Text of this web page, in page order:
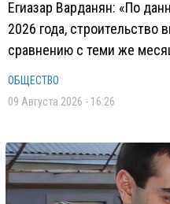
Егиазар Варданян: «По
2026 года, строительство
сравнению с теми же
ОБЩЕСТВО
09 Августа 2026 - 16:26